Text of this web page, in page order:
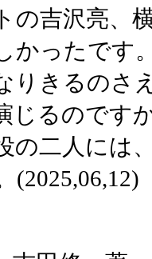
の吉沢亮、
かったです
りきるのさ
じるのです
の二人には
(2025,06,12)